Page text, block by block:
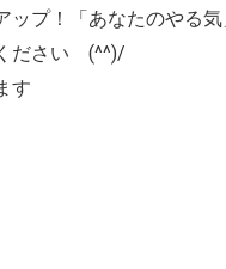
プ！「あなたのやる
ださい (^^)/
す